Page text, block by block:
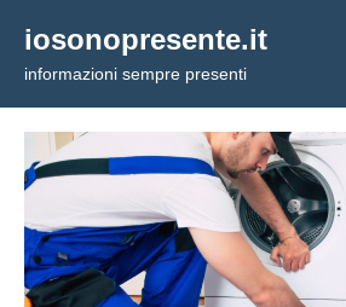
contenuto
iosonopresente.it
informazioni sempre presenti